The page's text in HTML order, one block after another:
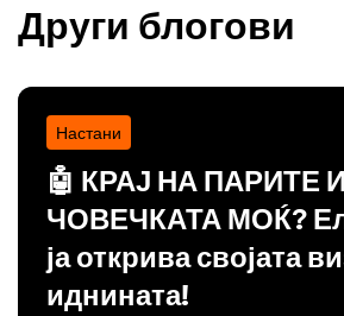
Други блогови
Настани
🤖 КРАЈ НА ПАРИТЕ И
ЧОВЕЧКАТА МОЌ?
ја открива својата
иднината!